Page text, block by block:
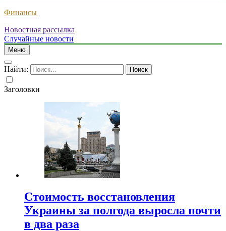
Финансы
Новостная рассылка
Случайные новости
Меню
Найти:
Заголовки
Стоимость восстановления
Украины за полгода выросла почти
в два раза